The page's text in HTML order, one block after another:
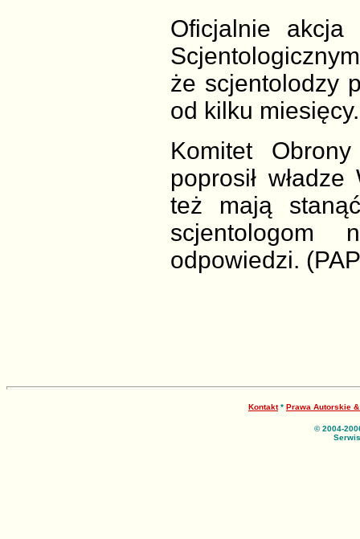
Oficjalnie
że scjentolodzy
od kilku miesięcy.
Komitet
poprosił
też mają
scjentologom
odpowiedzi.
Kontakt* Prawa Autorskie &
© 2004-